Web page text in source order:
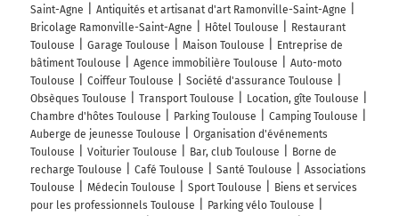
Saint-Agne
Antiquités et artisanat d'art Ramonville-Saint-Agne
Bricolage Ramonville-Saint-Agne
Hôtel Toulouse
Restaurant
Toulouse
Garage Toulouse Maison Toulouse
Entreprise de
bâtiment Toulouse
Agence immobilière Toulouse
Auto-moto
Toulouse
Coiffeur Toulouse
Société d'assurance Toulouse
Obsèques Toulouse
Transport Toulouse
Location, gîte Toulouse
Chambre d'hôtes Toulouse
Parking Toulouse
Camping Toulouse
Auberge de jeunesse Toulouse
Organisation d'événements
Toulouse
Voiturier Toulouse Bar, club Toulouse
Borne de
recharge Toulouse
Café Toulouse Santé Toulouse
Associations
Toulouse
Médecin Toulouse Sport Toulouse
Biens et services
pour les professionnels Toulouse
Parking vélo Toulouse